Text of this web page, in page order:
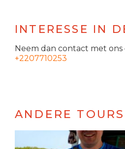
INTERESSE IN
Neem dan contact met ons
+2207710253
ANDERE TOURS